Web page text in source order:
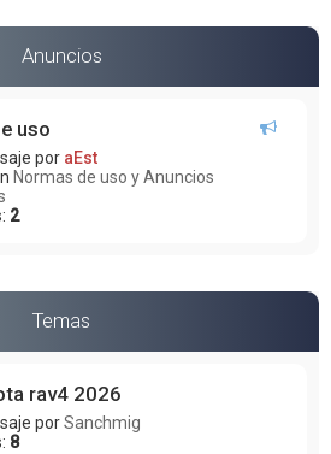
Anuncios
uso
por aEst
Normas de uso y Anuncios
2
Temas
rav4 2026
porSanchmig
8